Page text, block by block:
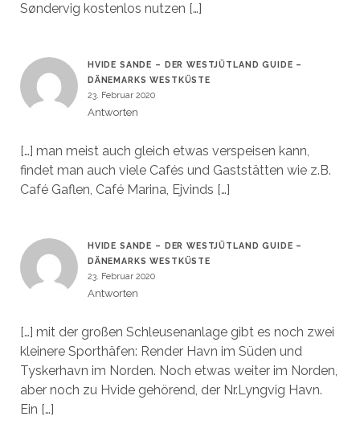
Søndervig kostenlos nutzen […]
HVIDE SANDE – DER WESTJÜTLAND GUIDE –
DÄNEMARKS WESTKÜSTE
23. Februar 2020
Antworten
[…] man meist auch gleich etwas verspeisen kann,
findet man auch viele Cafés und Gaststätten wie z.B.
Café Gaflen, Café Marina, Ejvinds […]
HVIDE SANDE – DER WESTJÜTLAND GUIDE –
DÄNEMARKS WESTKÜSTE
23. Februar 2020
Antworten
[…] mit der großen Schleusenanlage gibt es noch zwei
kleinere Sporthäfen: Render Havn im Süden und
Tyskerhavn im Norden. Noch etwas weiter im Norden,
aber noch zu Hvide gehörend, der Nr.Lyngvig Havn.
Ein […]